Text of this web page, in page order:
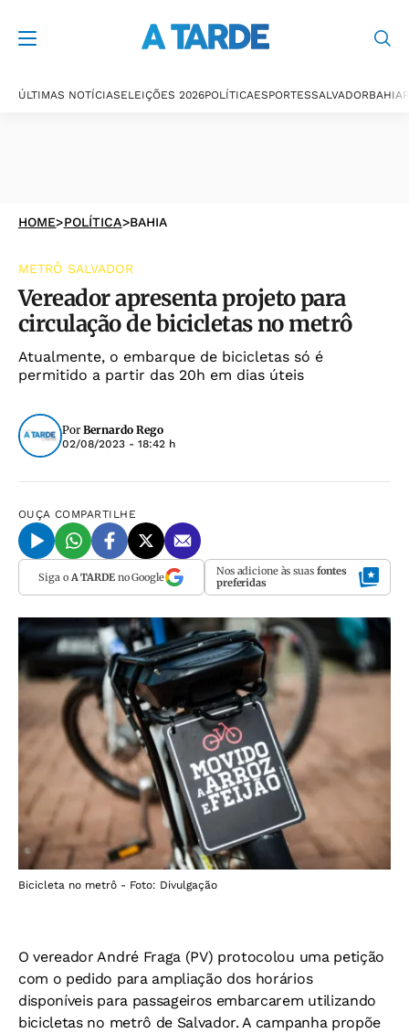
ÚLTIMAS NOTÍCIASELEIÇÕES 2026POLÍTICAESPORTESSALVADORBAHIA
HOME>POLÍTICA>BAHIA
METRÔ SALVADOR
Vereador apresenta projeto para
circulação de bicicletas no metrô
Atualmente, o embarque de bicicletas só é
permitido a partir das 20h em dias úteis
Por Bernardo Rego
02/08/2023 - 18:42 h
OUÇA COMPARTILHE
Siga o A TARDEno Google Nos adicione às suas fontes
preferidas
Bicicleta no metrô - Foto: Divulgação
O vereador André Fraga (PV) protocolou uma petição
com o pedido para ampliação dos horários
disponíveis para passageiros embarcarem utilizando
bicicletas no metrô de Salvador. A campanha propõe